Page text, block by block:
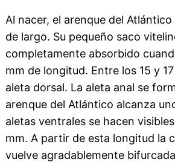
Al nacer, el arenque del
de largo. Su pequeño saco
completamente absorbido
mm de longitud. Entre los 15 y
aleta dorsal. La aleta anal se
arenque del Atlántico alcanza
aletas ventrales se hacen
mm. A partir de esta longitud la
vuelve agradablemente